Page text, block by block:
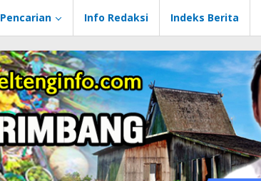
Pencarian Info Redaksi Indeks Berita